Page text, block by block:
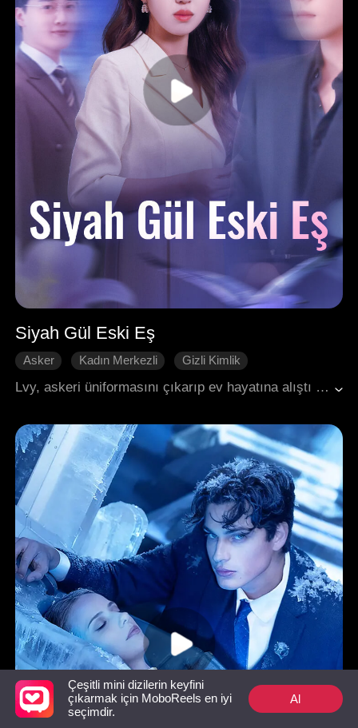
Siyah Gül Eski Eş
Asker Kadın Merkezli
Gizli Kimlik
Lvy, askeri üniformasını çıkarıp ev hayatına alıştı ve onun şirketine özveriyle katkıda bulundu. Ancak aldığı karşılık sadece onun alaycı sözleri ve arkadaşlarının küçümsemesi oldu. Onlar bilmezdi ki, Lvy bir zamanlar elit bir özel kuvvet operatörüydü; her gün görevlerde savaş uçakları kullanıyordu. Beş dilde akıcı bir şekilde konuşabiliyor, üst düzey bir bilim akademisinin dereceye giren mezunuydu ve en iyi hackerlardan oluşan bir ekibi yönetiyordu. Hayal kırıklığına uğramış ve kalbi kırık halde, kararlı bir şekilde boşanma davası açtı, havalimanına doğru yürürken yanında ailesinin cenazelerini taşıyordu
Çeşitli mini dizilerin keyfini
çıkarmak için MoboReels en iyi
seçimdir.
Al